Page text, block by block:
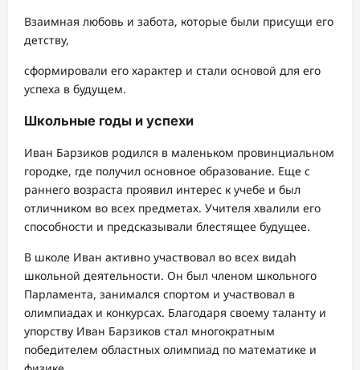
Взаимная любовь и забота, которые были присущи его
детству,
сформировали его характер и стали основой для его
успеха в будущем.
Школьные годы и успехи
Иван Барзиков родился в маленьком провинциальном
городке, где получил основное образование. Еще с
раннего возраста проявил интерес к учебе и был
отличником во всех предметах. Учителя хвалили его
способности и предсказывали блестящее будущее.
В школе Иван активно участвовал во всех видah
школьной деятельности. Он был членом школьного
Парламента, занимался спортом и участвовал в
олимпиадах и конкурсах. Благодаря своему таланту и
упорству Иван Барзиков стал многократным
победителем областных олимпиад по математике и